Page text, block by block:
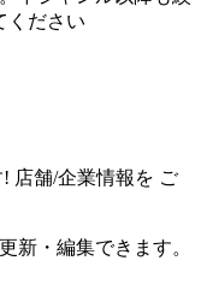
ください
! 店舗/企業情報を ご
新・編集できます。